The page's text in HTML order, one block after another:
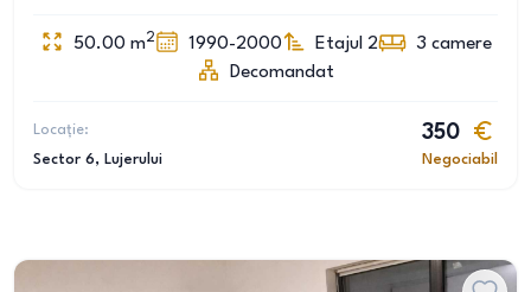
50.00 m2 1990-2000 Etajul 2 3 camere
Decomandat
Locație:
Sector 6, Lujerului
350
Negociabil